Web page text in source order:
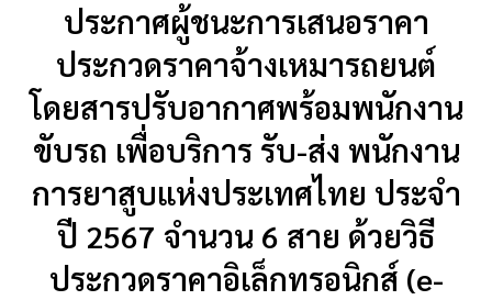
ประกาศผู้ชนะการเสนอราคา
ประกวดราคาจ้างเหมารถยนต์
โดยสารปรับอากาศพร้อมพนักงาน
ขับรถ เพื่อบริการ รับ-ส่ง พนักงาน
การยาสูบแห่งประเทศไทย ประจำ
ปี 2567 จำนวน 6 สาย ด้วยวิธี
ประกวดราคาอิเล็กทรอนิกส์ (e-